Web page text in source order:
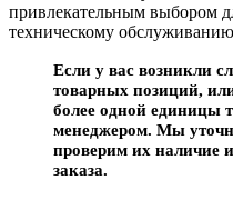
привлекательным выбором
техническому
Если у вас возникли
товарных позиций,
более одной единицы
менеджером. Мы
проверим их наличие
заказа.